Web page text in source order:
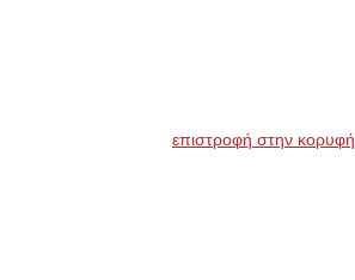
επιστροφή στην κορυφή